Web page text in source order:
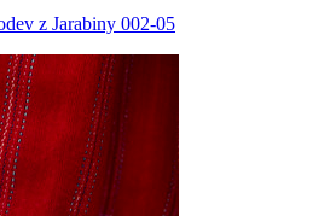
z Jarabiny 002-05